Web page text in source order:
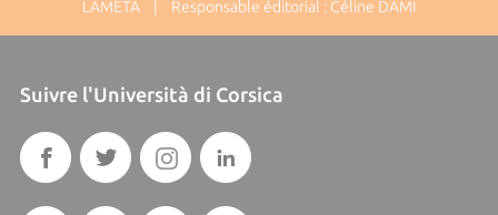
LAMETA | Responsable éditorial : Céline DAMI
Suivre l'Università di Corsica